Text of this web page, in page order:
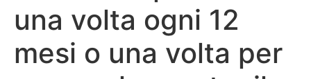
una volta ogni 12
mesi o una volta per